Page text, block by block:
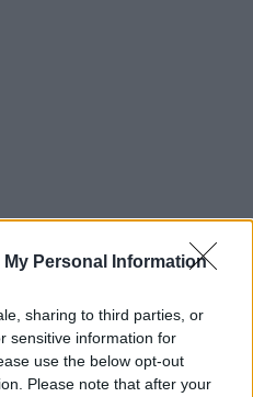
My Personal Information
sharing to third parties, or
sensitive information for
use the below opt-out
Please note that after your